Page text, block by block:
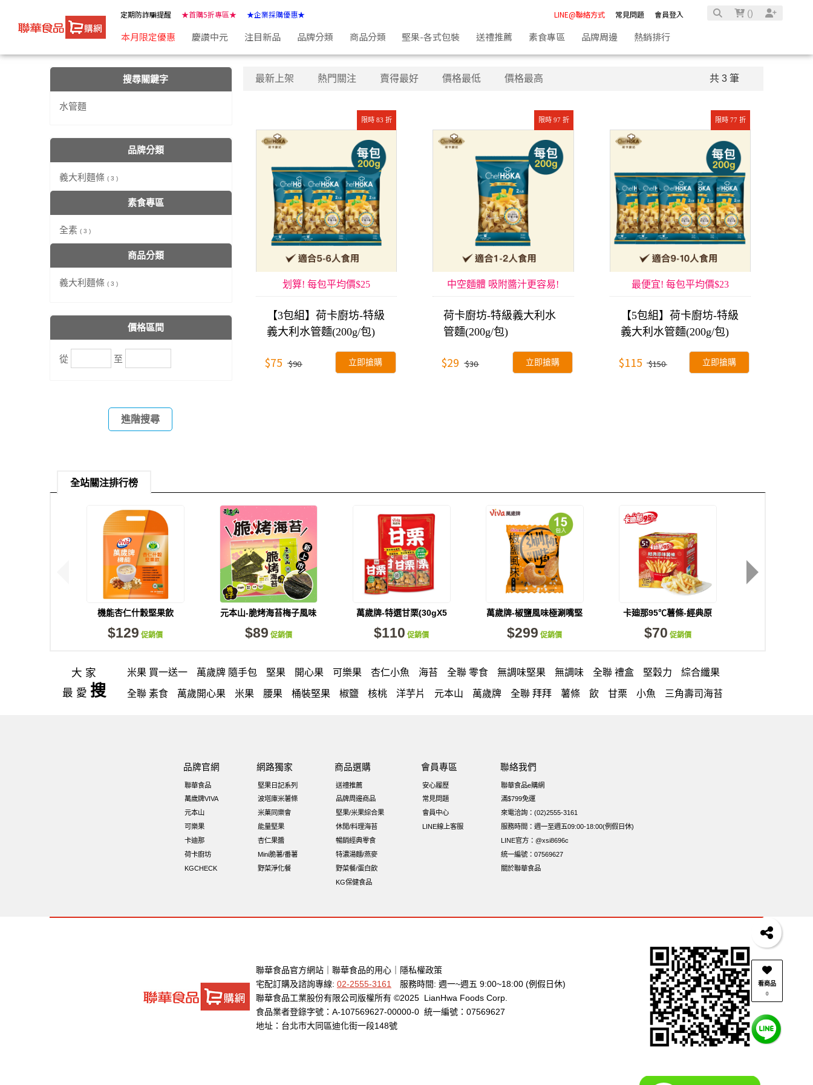
定期防詐騙提醒 ★首購5折專區★ ★企業採購優惠★ LINE@聯絡方式 常見問題 會員登入 ()
本月限定優惠 慶讚中元 注目新品 品牌分類 商品分類 堅果-各式包裝 送禮推薦 素食專區 品牌周邊 熱銷排行
搜尋關鍵字
水管麵
品牌分類
義大利麵條 ( 3 )
素食專區
全素 ( 3 )
商品分類
義大利麵條 ( 3 )
價格區間
從 至
進階搜尋
最新上架 熱門關注 賣得最好 價格最低 價格最高 共 3 筆
限時 83 折
划算! 每包平均價$25
【3包組】荷卡廚坊-特級
義大利水管麵(200g/包)
$75 $90 立即搶購
限時 97 折
中空麵體 吸附醬汁更容易!
荷卡廚坊-特級義大利水
管麵(200g/包)
$29 $30 立即搶購
限時 77 折
最便宜! 每包平均價$23
【5包組】荷卡廚坊-特級
義大利水管麵(200g/包)
$115 $150 立即搶購
全站關注排行榜
機能杏仁什穀堅果飲
(30gX8包)
$129 促銷價
元本山-脆烤海苔梅子風味
(34g/袋)
$89 促銷價
萬歲牌-特選甘栗(30gX5
包)
$110 促銷價
萬歲牌-椒鹽風味極涮嘴堅
果(15包/袋)
$299 促銷價
卡廸那95℃薯條-經典原
味(5包入)
$70 促銷價
大家
最愛 搜
米果 買一送一 萬歲牌 隨手包 堅果 開心果 可樂果 杏仁小魚 海苔 全聯 零食 無調味堅果 無調味 全聯 禮盒 堅穀力 綜合纖果
全聯 素食 萬歲開心果 米果 腰果 桶裝堅果 椒鹽 核桃 洋芋片 元本山 萬歲牌 全聯 拜拜 薯條 飲 甘栗 小魚 三角壽司海苔
Costco 萬歲牌堅果 飯糰 芝麻 全聯 核桃 寶寶 海苔 波浪脆 卡廸那95℃薯條原味18克*5包
飯卷專用海苔 萬歲牌-堅穀力 隨手包 總匯點心 綜合 脆片 味付 無添加 萬歲牌 堅果隨身包22入
品牌官網
聯華食品
萬歲牌VIVA
元本山
可樂果
卡迪那
荷卡廚坊
KGCHECK
網路獨家
堅果日記系列
波塔庫米薯條
米菓同樂會
能量堅果
杏仁果醬
Mini脆薯/番薯
野菜淨化餐
商品選購
送禮推薦
品牌周邊商品
堅果/米果綜合果
休閒/料理海苔
暢銷經典零食
特濃湯麵/燕麥
野菜餐/蛋白飲
KG保健食品
會員專區
安心履歷
常見問題
會員中心
LINE線上客服
聯絡我們
聯華食品e購網
滿$799免運
來電洽詢：(02)2555-3161
服務時間：週一至週五09:00-18:00(例假日休)
LINE官方：@xsi8696c
統一編號：07569627
關於聯華食品
聯華食品官方網站 聯華食品的用心
隱私權政策
宅配訂購及諮詢專線: 02-2555-3161
服務時間: 週一~週五 9:00~18:00 (例假日休)
聯華食品工業股份有限公司版權所有 ©2025 LianHwa Foods Corp.
食品業者登錄字號：A-107569627-00000-0 統一編號：07569627
地址：台北市大同區迪化街一段148號
看商品
0